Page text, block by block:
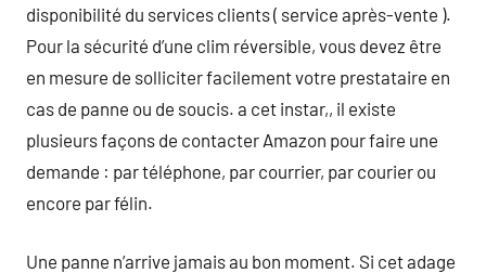
disponibilité du services clients ( service après-vente ).
Pour la sécurité d’une clim réversible, vous devez être
en mesure de solliciter facilement votre prestataire en
cas de panne ou de soucis. a cet instar,, il existe
plusieurs façons de contacter Amazon pour faire une
demande : par téléphone, par courrier, par courier ou
encore par félin.
Une panne n’arrive jamais au bon moment. Si cet adage